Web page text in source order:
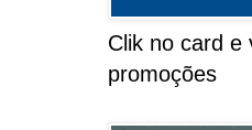
Clik no card e
promoções